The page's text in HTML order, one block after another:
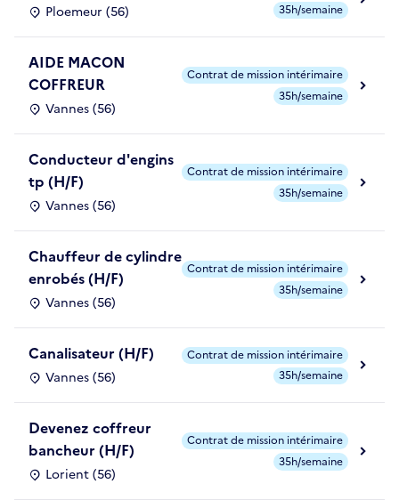
Ploemeur (56)
35h/semaine
AIDE MACON
COFFREUR
Vannes (56)
Contrat de mission intérimaire
35h/semaine
Conducteur d'engins
tp (H/F)
Vannes (56)
Contrat de mission intérimaire
35h/semaine
Chauffeur de cylindre
enrobés (H/F)
Vannes (56)
Contrat de mission intérimaire
35h/semaine
Canalisateur (H/F)
Vannes (56)
Contrat de mission intérimaire
35h/semaine
Devenez coffreur
bancheur (H/F)
Lorient (56)
Contrat de mission intérimaire
35h/semaine